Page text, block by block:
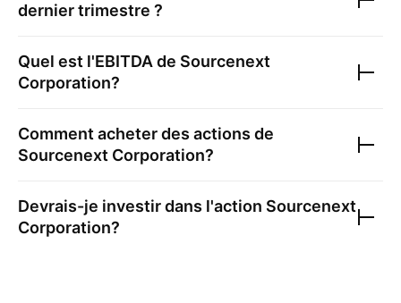
dernier trimestre ?
Quel est l'EBITDA de Sourcenext
Corporation?
Comment acheter des actions de
Sourcenext Corporation?
Devrais-je investir dans l'action Sourcenext
Corporation?